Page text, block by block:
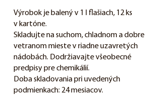
Výrobok je balený v 1 l flašiach, 12 ks
v kartóne.
Skladujte na suchom, chladnom a dobre
vetranom mieste v riadne uzavretých
nádobách. Dodržiavajte všeobecné
predpisy pre chemikálií.
Doba skladovania pri uvedených
podmienkach: 24 mesiacov.